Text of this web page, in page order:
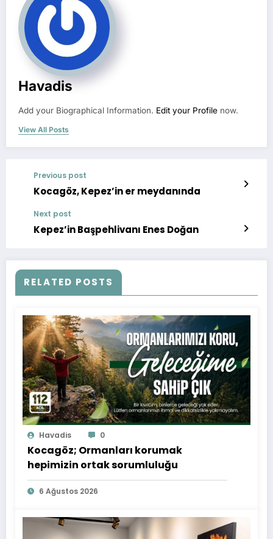
Havadis
Add your Biographical Information. Edit your Profile now.
View All Posts
Previous post
Kocagöz, Kepez’in er meydanında
Next post
Kepez’in Başpehlivanı Enes Doğan
RELATED POSTS
Havadis 0
Kocagöz; Ormanları korumak
hepimizin ortak sorumluluğu
6 Ağustos 2026